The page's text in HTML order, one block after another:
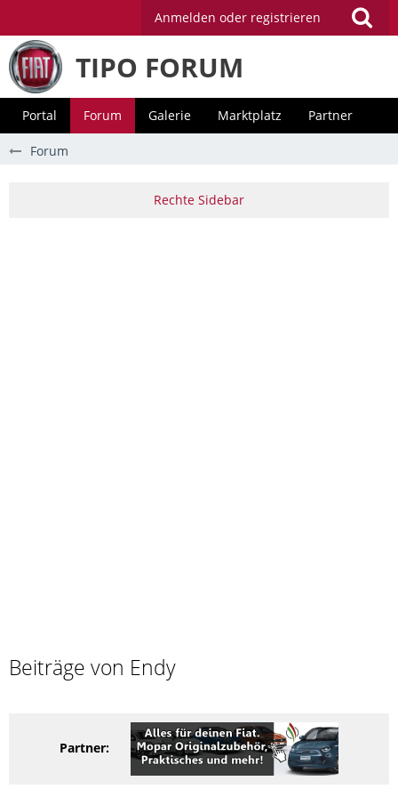
Anmelden oder registrieren
TIPO FORUM
Portal Forum Galerie Marktplatz Partner
Forum
Beiträge von Endy
Partner: